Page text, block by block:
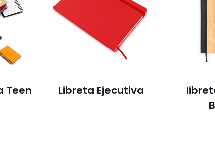
Teen Libreta Ejecutiva